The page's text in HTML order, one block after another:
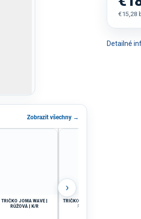
Zobrazit všechny →
TRIČKO JOMA WAVE |
RŮŽOVÁ | K/R
TRIČKO JOMA TOLETUM V |
FIALOVÁ | K/R
›
Detailné
€15,28